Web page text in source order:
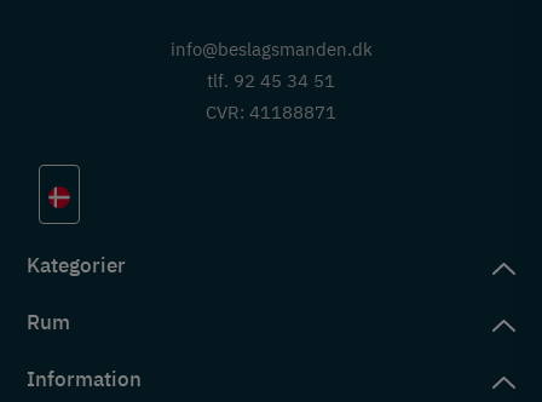
info@beslagsmanden.dk
tlf. 92 45 34 51
CVR: 41188871
Kategorier
Rum
Information